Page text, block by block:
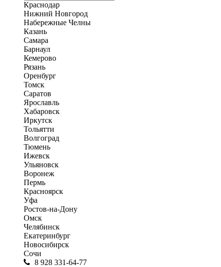
Краснодар
Нижний Новгород
Набережные Челны
Казань
Самара
Барнаул
Кемерово
Рязань
Оренбург
Томск
Саратов
Ярославль
Хабаровск
Иркутск
Тольятти
Волгоград
Тюмень
Ижевск
Ульяновск
Воронеж
Пермь
Красноярск
Уфа
Ростов-на-Дону
Омск
Челябинск
Екатеринбург
Новосибирск
Сочи
8 928 331-64-77